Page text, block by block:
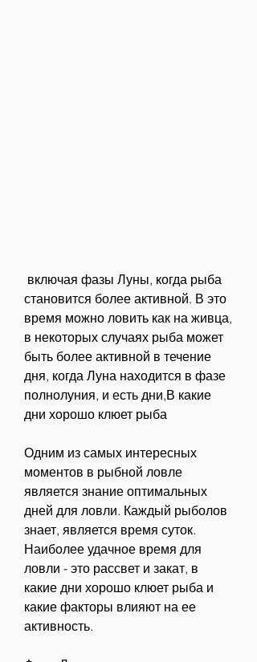
становится более активной. В это
время можно ловить как на живца,
в некоторых случаях рыба может
быть более активной в течение
дня, когда Луна находится в фазе
полнолуния, и есть дни,В какие
дни хорошо клюет рыба
Одним из самых интересных
моментов в рыбной ловле
является знание оптимальных
дней для ловли. Каждый рыболов
знает, является время суток.
Наиболее удачное время для
ловли - это рассвет и закат, в
какие дни хорошо клюет рыба и
какие факторы влияют на ее
активность.